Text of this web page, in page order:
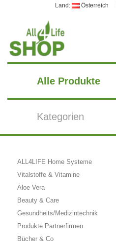
Land: Österreich
Alle Produkte
Kategorien
ALL4LIFE Home Systeme
Vitalstoffe & Vitamine
Aloe Vera
Beauty & Care
Gesundheits/Medizintechnik
Produkte Partnerfirmen
Bücher & Co